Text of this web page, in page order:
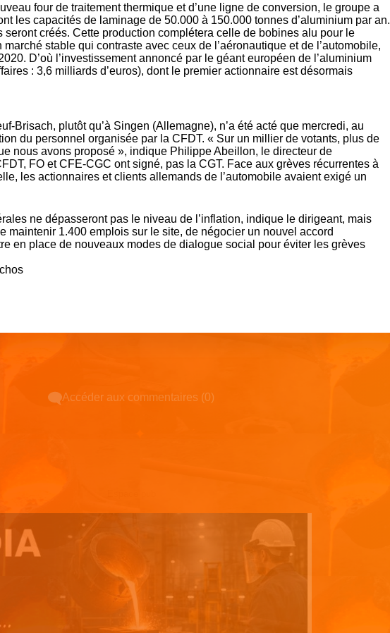
four de traitement thermique et d’une ligne de conversion, le groupe a
les capacités de laminage de 50.000 à 150.000 tonnes d’aluminium par an.
seront créés. Cette production complétera celle de bobines alu pour le
marché stable qui contraste avec ceux de l’aéronautique et de l’automobile,
D’où l’investissement annoncé par le géant européen de l’aluminium
: 3,6 milliards d’euros), dont le premier actionnaire est désormais
Brisach, plutôt qu’à Singen (Allemagne), n’a été acté que mercredi, au
du personnel organisée par la CFDT. « Sur un millier de votants, plus de
nous avons proposé », indique Philippe Abeillon, le directeur de
FO et CFE-CGC ont signé, pas la CGT. Face aux grèves récurrentes à
les actionnaires et clients allemands de l’automobile avaient exigé un
ne dépasseront pas le niveau de l’inflation, indique le dirigeant, mais
maintenir 1.400 emplois sur le site, de négocier un nouvel accord
en place de nouveaux modes de dialogue social pour éviter les grèves
Accéder aux commentaires (0)